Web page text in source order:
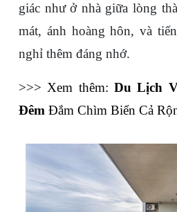
giác như ở nhà giữa lòng
mát, ánh hoàng hôn, và
nghỉ thêm đáng nhớ.
>>> Xem thêm: Du Lịch
Đêm Đắm Chìm Biển Cả